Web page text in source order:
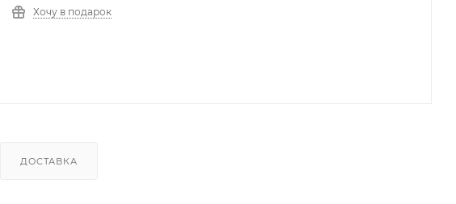
Хочу в подарок
ДОСТАВКА